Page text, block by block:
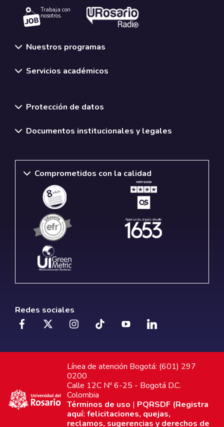
Trabaja con
nosotros.
Nuestros programas
Servicios académicos
Protección de datos
Documentos institucionales y legales
Comprometidos con la calidad
Redes sociales
Línea de atención Bogotá: (601) 297
0200
Calle 12C Nº 6-25 - Bogotá D.C.
Colombia
Términos de uso | PQRSDF (Registra
aquí: felicitaciones, quejas,
reclamos, sugerencias y derechos de